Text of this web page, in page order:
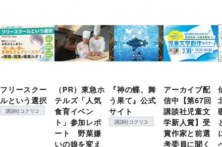
フリースクー
ルという選択
講談社コクリコ
（PR）東急ホ
テルズ「人気
食育イベン
ト」参加レポ
ート 野菜嫌
いの娘を変え
『神の蝶、舞
う果て』公式
サイト
講談社コクリコ
アーカイブ配
信中【第67回
講談社児童文
学新人賞】受
賞作家と前選
考委員に聞く